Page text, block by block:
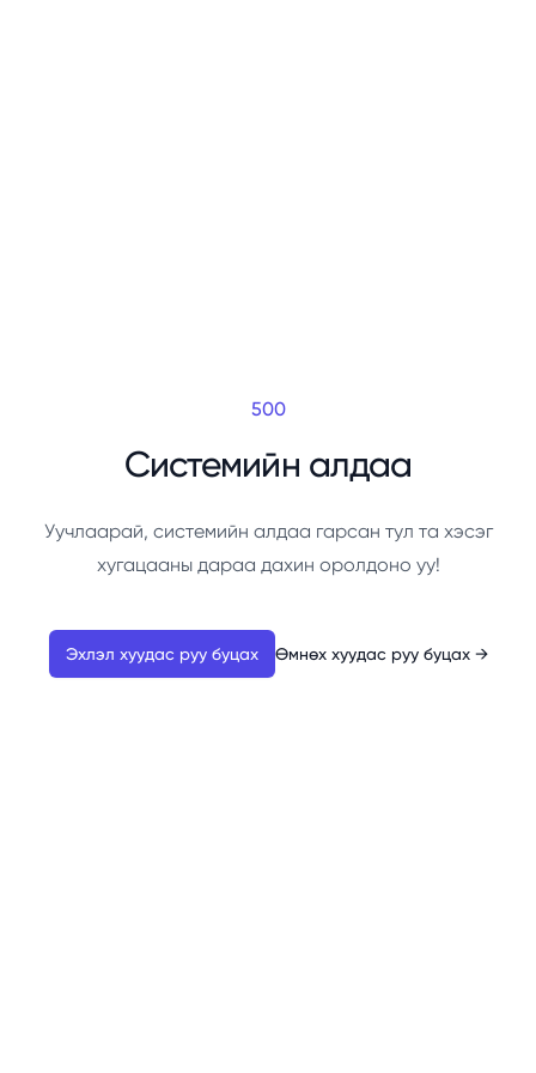
500
Системийн алдаа
Уучлаарай, системийн алдаа гарсан тул та хэсэг
хугацааны дараа дахин оролдоно уу!
Эхлэл хуудас руу буцах Өмнөх хуудас руу буцах →